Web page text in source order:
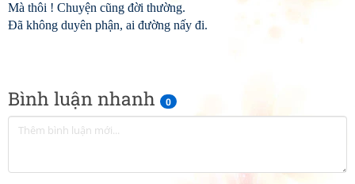
Bình luận nhanh 0
Mà thôi ! Chuyện cũng đời thường.
Đã không duyên phận, ai đường nấy đi.